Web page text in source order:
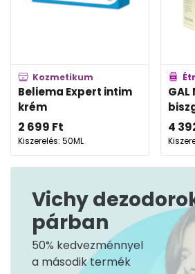
Kozmetikum
Beliema Expert intim
krém
2 699 Ft
Kiszerelés: 50ML
4
Vichy
párban
50% kedvezménnyel
a második termék